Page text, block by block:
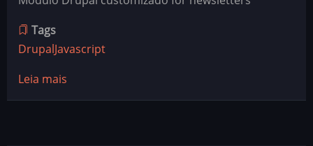
Tags
DrupalJavascript
Leia mais
Sistema